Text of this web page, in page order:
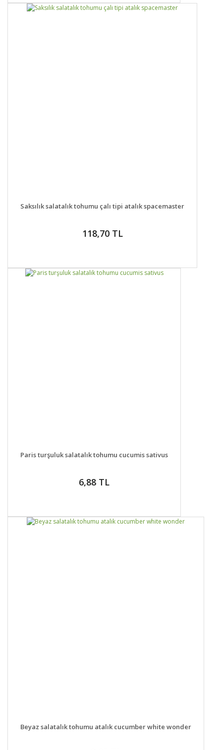
DETAYLAR SEPETE EKLE
Saksılık salatalık tohumu çalı tipi atalık spacemaster
118,70 TL
DETAYLAR
Paris turşuluk salatalık tohumu cucumis sativus
6,88 TL
DETAYLAR
Beyaz salatalık tohumu atalık cucumber white wonder